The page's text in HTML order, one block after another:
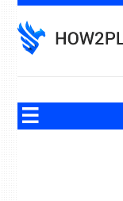
to
content